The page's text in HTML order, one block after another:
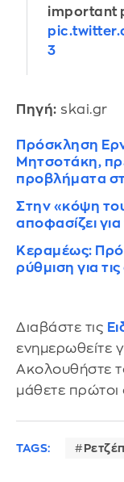
important
3
Πηγή: skai.gr
Πρόσκληση
Μητσοτάκη,
προβλήματα
Στην «κόψη
αποφασίζει
Κεραμέως:
ρύθμιση για
Διαβάστε τις
ενημερωθείτε
Ακολουθήστε
μάθετε πρώτοι
TAGS: